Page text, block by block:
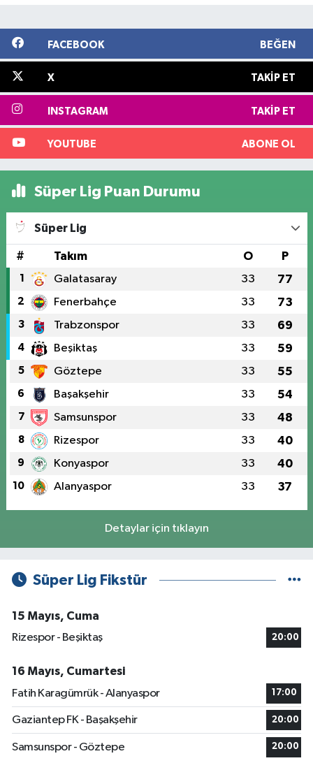
FACEBOOK BEĞEN
X TAKIP ET
INSTAGRAM TAKIP ET
YOUTUBE ABONE OL
Süper Lig Puan Durumu
Süper Lig
# Takım O P
1 Galatasaray 33 77
2 Fenerbahçe 33 73
3 Trabzonspor 33 69
4 Beşiktaş 33 59
5 Göztepe 33 55
6 Başakşehir 33 54
7 Samsunspor 33 48
8 Rizespor 33 40
9 Konyaspor 33 40
10 Alanyaspor 33 37
Detaylar için tıklayın
Süper Lig Fikstür
15 Mayıs, Cuma
Rizespor - Beşiktaş
20:00
16 Mayıs, Cumartesi
Fatih Karagümrük - Alanyaspor
17:00
Gaziantep FK - Başakşehir 20:00
Samsunspor - Göztepe 20:00